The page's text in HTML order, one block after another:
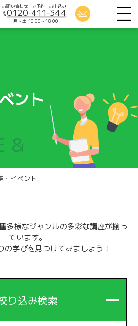
お問い合わせ・ご予約・お申込み
0120-411-344
月～土 10:00～18:00
ント
&
・イベント
多様なジャンルの多彩な講座が揃っ
ています。
の学びを見つけてみましょう！
り込み検索